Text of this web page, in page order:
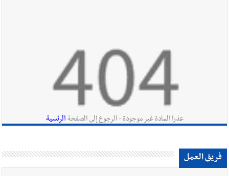
عذرا المادة غير موجودة - الرجوع إلى الصفحة الرئسية
فريق العمل